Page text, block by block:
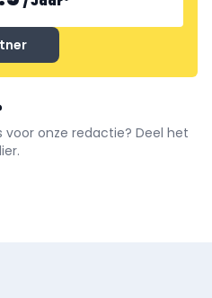
voor onze redactie? Deel het